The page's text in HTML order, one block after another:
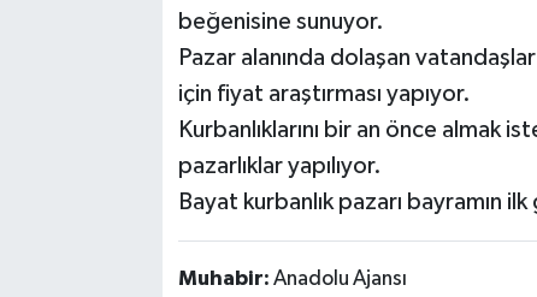
beğenisine sunuyor.
Pazar alanında dolaşan
için fiyat araştırması yapıyor.
Kurbanlıklarını bir an önce almak
pazarlıklar yapılıyor.
Bayat kurbanlık pazarı bayramın
Muhabir: Anadolu Ajansı